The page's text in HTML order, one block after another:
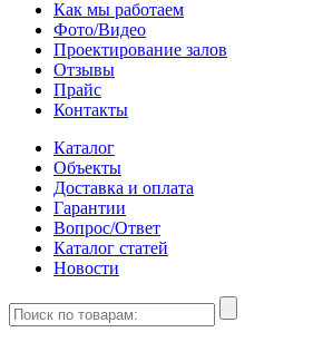
Как мы работаем
Фото/Видео
Проектирование залов
Отзывы
Прайс
Контакты
Каталог
Объекты
Доставка и оплата
Гарантии
Вопрос/Ответ
Каталог статей
Новости